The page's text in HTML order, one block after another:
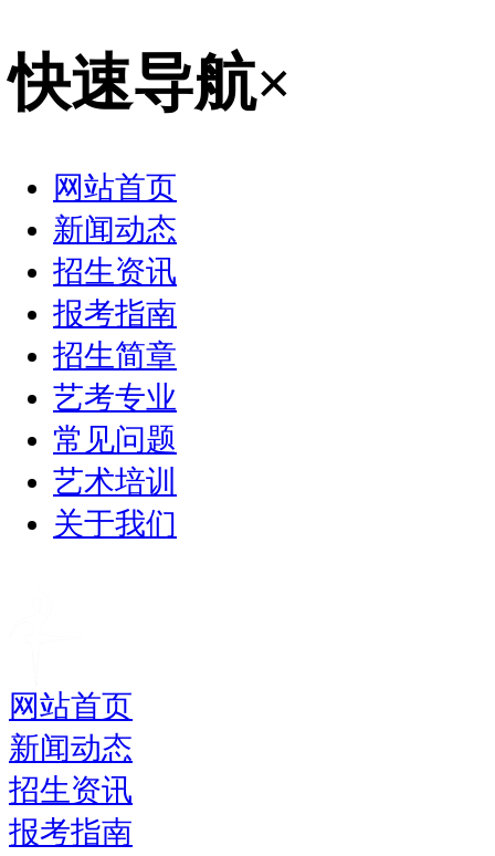
快速导航×
网站首页
新闻动态
招生资讯
报考指南
招生简章
艺考专业
常见问题
艺术培训
关于我们
网站首页
新闻动态
招生资讯
报考指南